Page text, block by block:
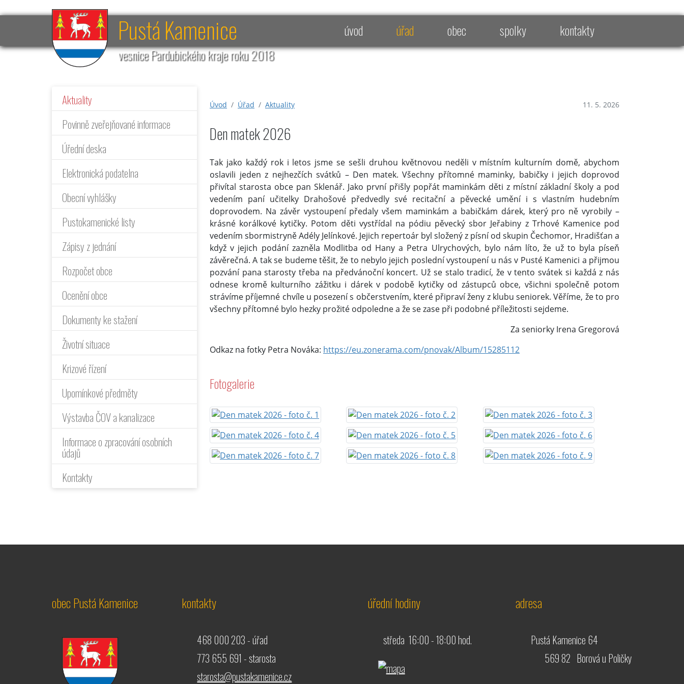
Pustá Kamenice
vesnice Pardubického kraje roku 2018
úvod úřad obec spolky kontakty
Aktuality
Povinně zveřejňované informace
Úřední deska
Elektronická podatelna
Obecní vyhlášky
Pustokamenické listy
Zápisy z jednání
Rozpočet obce
Ocenění obce
Dokumenty ke stažení
Životní situace
Krizové řízení
Upomínkové předměty
Výstavba ČOV a kanalizace
Informace o zpracování osobních
údajů
Kontakty
Úvod Úřad Aktuality 11. 5. 2026
Den matek 2026
Tak jako každý rok i letos jsme se sešli druhou květnovou neděli v místním kulturním domě, abychom
oslavili jeden z nejhezčích svátků – Den matek. Všechny přítomné maminky, babičky i jejich doprovod
přivítal starosta obce pan Sklenář. Jako první přišly popřát maminkám děti z místní základní školy a pod
vedením paní učitelky Drahošové předvedly své recitační a pěvecké umění i s vlastním hudebním
doprovodem. Na závěr vystoupení předaly všem maminkám a babičkám dárek, který pro ně vyrobily –
krásné korálkové kytičky. Potom děti vystřídal na pódiu pěvecký sbor Jeřabiny z Trhové Kamenice pod
vedením sbormistryně Adély Jelínkové. Jejich repertoár byl složený z písní od skupin Čechomor, Hradišťan a
když v jejich podání zazněla Modlitba od Hany a Petra Ulrychových, bylo nám líto, že už to byla píseň
závěrečná. A tak se budeme těšit, že to nebylo jejich poslední vystoupení u nás v Pusté Kamenici a přijmou
pozvání pana starosty třeba na předvánoční koncert. Už se stalo tradicí, že v tento svátek si každá z nás
odnese kromě kulturního zážitku i dárek v podobě kytičky od zástupců obce, všichni společně potom
strávíme příjemné chvíle u posezení s občerstvením, které připraví ženy z klubu seniorek. Věříme, že to pro
všechny přítomné bylo hezky prožité odpoledne a že se zase při podobné příležitosti sejdeme.
Za seniorky Irena Gregorová
Odkaz na fotky Petra Nováka: https://eu.zonerama.com/pnovak/Album/15285112
Fotogalerie
obec Pustá Kamenice kontakty
468 000 203 - úřad
773 655 691 - starosta
starosta@pustakamenice.cz
úřední hodiny
středa 16:00 - 18:00 hod.
adresa
Pustá Kamenice 64
569 82 Borová u Poličky